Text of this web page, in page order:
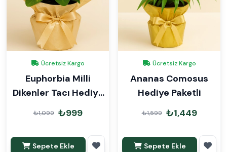
Ücretsiz Kargo
Euphorbia Milli
Dikenler Tacı Hediye
Paketli
₺1,099 ₺999
Sepete Ekle
Ücretsiz Kargo
Ananas Comosus
Hediye Paketli
₺1,599 ₺1,449
Sepete Ekle